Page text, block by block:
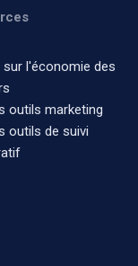
sur l'économie des
outils marketing
outils de suivi